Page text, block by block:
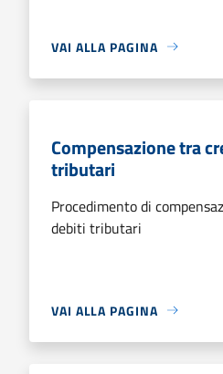
VAI ALLA PAGINA
Compensazione tra
tributari
Procedimento di
debiti tributari
VAI ALLA PAGINA